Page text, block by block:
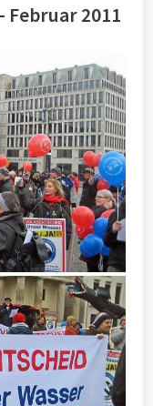
Februar 2011